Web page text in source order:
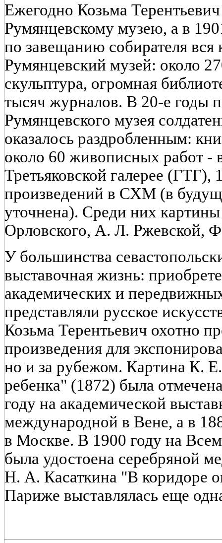
Ежегодно Козьма
Румянцевскому музею, а в
по завещанию собирателя вся
Румянцевский музей: около
скульптура, огромная
тысяч журналов. В 20-е годы
Румянцевского музея
оказалось раздробленным:
около 60 живописных работ -
Третьяковской галерее (ГТГ),
произведений в СХМ (в
уточнена). Среди них
Орловского, А. Л. Ржевской,
У большинства
выставочная жизнь:
академических и
представляли русское
Козьма Терентьевич охотно
произведения для
но и за рубежом. Картина К.
ребенка" (1872) была
году на академической
международной в Вене, а в
в Москве. В 1900 году на
была удостоена серебряной
Н. А. Касаткина "В коридоре
Париже выставлялась еще